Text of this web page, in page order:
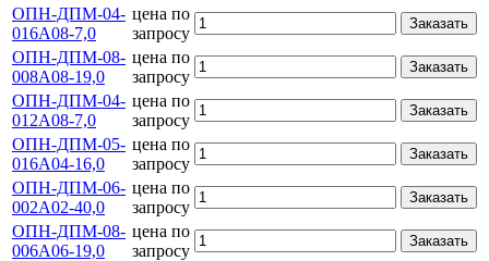
ОПН-ДПМ-04-
016А08-7,0
цена по
запросу
Заказать
ОПН-ДПМ-08-
008А08-19,0
цена по
запросу
Заказать
ОПН-ДПМ-04-
012А08-7,0
цена по
запросу
Заказать
ОПН-ДПМ-05-
016А04-16,0
цена по
запросу
Заказать
ОПН-ДПМ-06-
002А02-40,0
цена по
запросу
Заказать
ОПН-ДПМ-08-
006А06-19,0
цена по
запросу
Заказать